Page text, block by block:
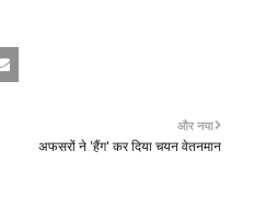
और नया
अफसरों ने 'हैंग' कर दिया चयन वेतनमान